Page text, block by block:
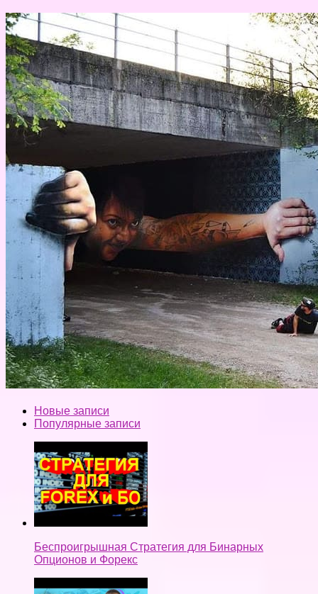
Новые записи
Популярные записи
Беспроигрышная Стратегия для Бинарных
Опционов и Форекс